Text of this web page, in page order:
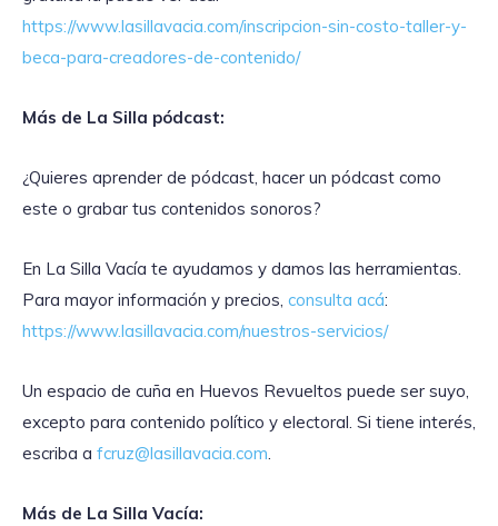
https://www.lasillavacia.com/inscripcion-sin-costo-taller-y-
beca-para-creadores-de-contenido/
Más de La Silla pódcast:
¿Quieres aprender de pódcast, hacer un pódcast como
este o grabar tus contenidos sonoros?
En La Silla Vacía te ayudamos y damos las herramientas.
Para mayor información y precios, consulta acá:
https://www.lasillavacia.com/nuestros-servicios/
Un espacio de cuña en Huevos Revueltos puede ser suyo,
excepto para contenido político y electoral. Si tiene interés,
escriba a fcruz@lasillavacia.com.
Más de La Silla Vacía: